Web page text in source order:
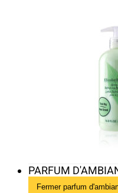
PARFUM
Fermer parfum